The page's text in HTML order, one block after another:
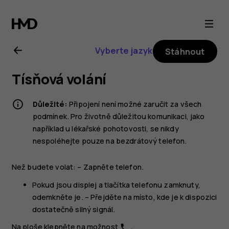
Uživatelská
příručka
k telefonu
Nokia 2.1
Vyberte jazyk Stáhnout
Tísňová volání
Důležité: Připojení není možné zaručit za všech
podmínek. Pro životně důležitou komunikaci, jako
například u lékařské pohotovosti, se nikdy
nespoléhejte pouze na bezdrátový telefon.
Než budete volat: – Zapněte telefon.
Pokud jsou displej a tlačítka telefonu zamknuty,
odemkněte je. – Přejděte na místo, kde je k dispozici
dostatečně silný signál.
Na ploše klepněte na možnost
.